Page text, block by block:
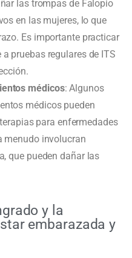
las trompas de Falopio
en las mujeres, lo que
Es importante practicar
pruebas regulares de ITS
médicos: Algunos
médicos pueden
para enfermedades
menudo involucran
que pueden dañar las
y la
embarazada y